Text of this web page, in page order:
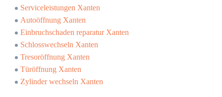
Serviceleistungen Xanten
Autoöffnung Xanten
Einbruchschaden reparatur Xanten
Schlosswechseln Xanten
Tresoröffnung Xanten
Türöffnung Xanten
Zylinder wechseln Xanten